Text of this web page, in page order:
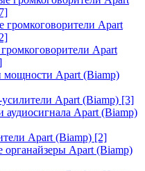
громкоговорители Apart
Apart
мощности Apart (Biamp)
Apart (Biamp) [3]
аудиосигнала Apart (Biamp)
Apart (Biamp) [2]
органайзеры Apart (Biamp)